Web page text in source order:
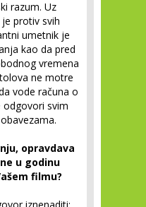
razum. Uz
protiv svih
umetnik je
kao da pred
vremena
ne motre
vode računa o
odgovori svim
opravdava
u godinu
filmu?